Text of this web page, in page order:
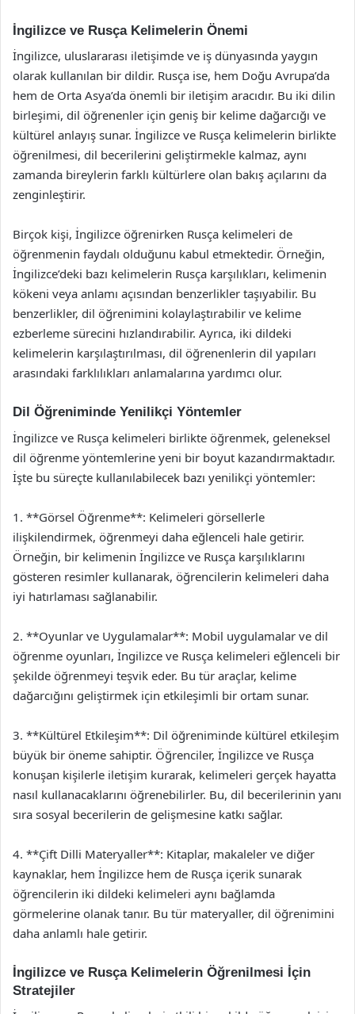
İngilizce ve Rusça Kelimelerin Önemi
İngilizce, uluslararası iletişimde ve iş dünyasında yaygın
olarak kullanılan bir dildir. Rusça ise, hem Doğu Avrupa’da
hem de Orta Asya’da önemli bir iletişim aracıdır. Bu iki dilin
birleşimi, dil öğrenenler için geniş bir kelime dağarcığı ve
kültürel anlayış sunar. İngilizce ve Rusça kelimelerin birlikte
öğrenilmesi, dil becerilerini geliştirmekle kalmaz, aynı
zamanda bireylerin farklı kültürlere olan bakış açılarını da
zenginleştirir.
Birçok kişi, İngilizce öğrenirken Rusça kelimeleri de
öğrenmenin faydalı olduğunu kabul etmektedir. Örneğin,
İngilizce’deki bazı kelimelerin Rusça karşılıkları, kelimenin
kökeni veya anlamı açısından benzerlikler taşıyabilir. Bu
benzerlikler, dil öğrenimini kolaylaştırabilir ve kelime
ezberleme sürecini hızlandırabilir. Ayrıca, iki dildeki
kelimelerin karşılaştırılması, dil öğrenenlerin dil yapıları
arasındaki farklılıkları anlamalarına yardımcı olur.
Dil Öğreniminde Yenilikçi Yöntemler
İngilizce ve Rusça kelimeleri birlikte öğrenmek, geleneksel
dil öğrenme yöntemlerine yeni bir boyut kazandırmaktadır.
İşte bu süreçte kullanılabilecek bazı yenilikçi yöntemler:
1. **Görsel Öğrenme**: Kelimeleri görsellerle
ilişkilendirmek, öğrenmeyi daha eğlenceli hale getirir.
Örneğin, bir kelimenin İngilizce ve Rusça karşılıklarını
gösteren resimler kullanarak, öğrencilerin kelimeleri daha
iyi hatırlaması sağlanabilir.
2. **Oyunlar ve Uygulamalar**: Mobil uygulamalar ve dil
öğrenme oyunları, İngilizce ve Rusça kelimeleri eğlenceli bir
şekilde öğrenmeyi teşvik eder. Bu tür araçlar, kelime
dağarcığını geliştirmek için etkileşimli bir ortam sunar.
3. **Kültürel Etkileşim**: Dil öğreniminde kültürel etkileşim
büyük bir öneme sahiptir. Öğrenciler, İngilizce ve Rusça
konuşan kişilerle iletişim kurarak, kelimeleri gerçek hayatta
nasıl kullanacaklarını öğrenebilirler. Bu, dil becerilerinin yanı
sıra sosyal becerilerin de gelişmesine katkı sağlar.
4. **Çift Dilli Materyaller**: Kitaplar, makaleler ve diğer
kaynaklar, hem İngilizce hem de Rusça içerik sunarak
öğrencilerin iki dildeki kelimeleri aynı bağlamda
görmelerine olanak tanır. Bu tür materyaller, dil öğrenimini
daha anlamlı hale getirir.
İngilizce ve Rusça Kelimelerin Öğrenilmesi İçin
Stratejiler